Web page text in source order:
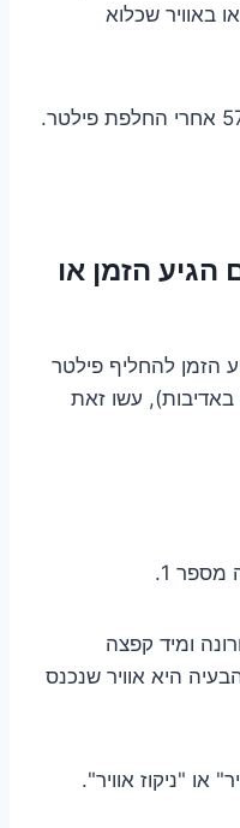
באוויר שכלוא
הזמן או
הזמן להחליף פילטר
עשו זאת
1.
ומיד קפצה
שהבעיה היא אוויר שנכנס
או "ניקוז אוויר".